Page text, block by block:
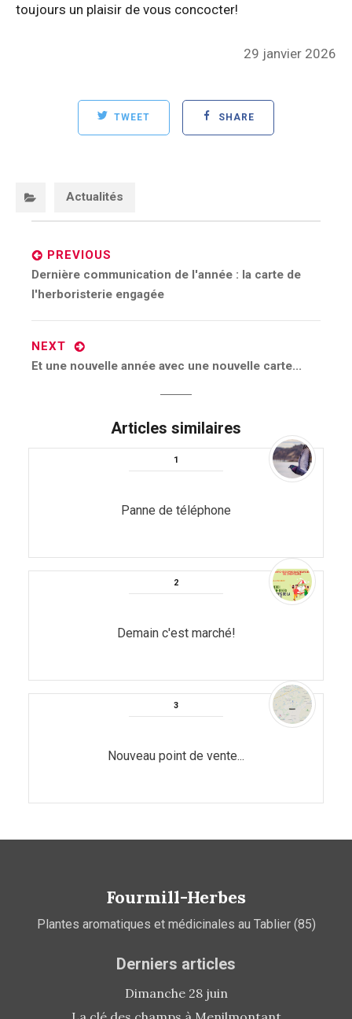
toujours un plaisir de vous concocter!
Posted
29 janvier 2026
TWEET SHARE
Actualités
navigation
PREVIOUS
Previous
post:
Dernière communication de l'année : la carte de
l'herboristerie engagée
NEXT
Next
Et une nouvelle année avec une nouvelle carte...
Articles similaires
Panne de téléphone
Demain c'est marché!
Nouveau point de vente...
Fourmill-Herbes
Plantes aromatiques et médicinales au Tablier (85)
Derniers articles
Dimanche 28 juin